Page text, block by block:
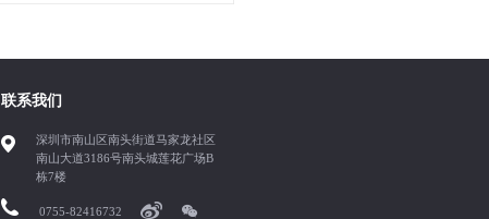
联系我们
深圳市南山区南头街道马家龙社区
南山大道3186号南头城莲花广场B
栋7楼
0755-82416732